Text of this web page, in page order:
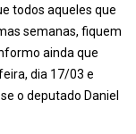
todos aqueles que
semanas, fiquem
ainda que
dia 17/03 e
o deputado Daniel